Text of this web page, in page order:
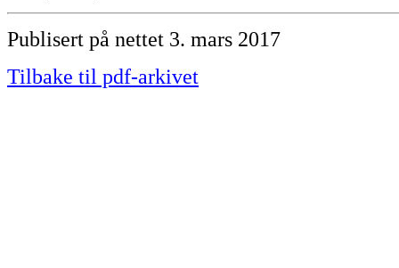
Publisert på nettet 3. mars 2017
Tilbake til pdf-arkivet